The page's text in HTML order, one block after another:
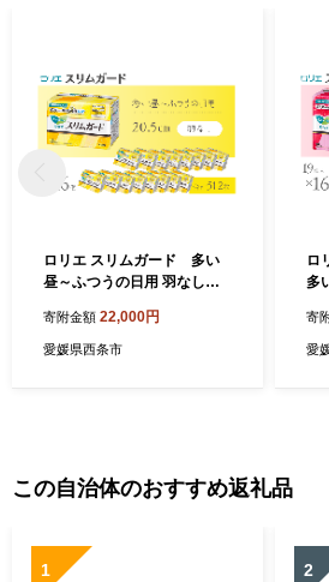
います。
ロリエ スリムガード 多い
昼～ふつうの日用 羽なし 3
512枚】 ｜ 愛媛県西条市 生
理用品 ナプキン 昼用 ロリエ
寄附金額 22,000円
愛媛県西条市
ロ
多
｜
プ
寄
愛
この自治体のおすすめ返礼品
1 2